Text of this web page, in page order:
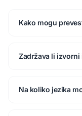
Kako mogu
Zadržava li izvorni
Na koliko jezika